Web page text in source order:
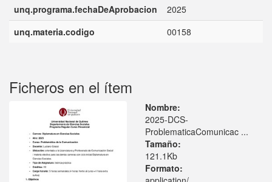
unq.programa.fechaDeAprobacion
2025
unq.materia.codigo
00158
Ficheros en el ítem
Nombre:
2025-DCS-
ProblematicaComunicac ...
Tamaño:
121.1Kb
Formato: